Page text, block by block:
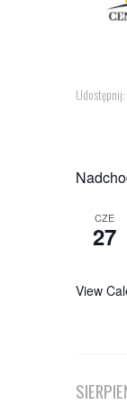
Udostępnij:
CZE
27
View